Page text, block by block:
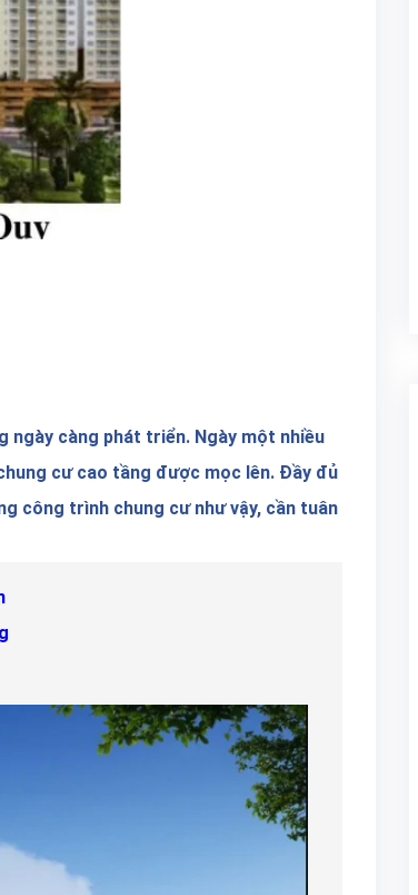
ngày càng phát triển. Ngày một nhiều
cư cao tầng được mọc lên. Đầy đủ
công trình chung cư như vậy, cần tuân